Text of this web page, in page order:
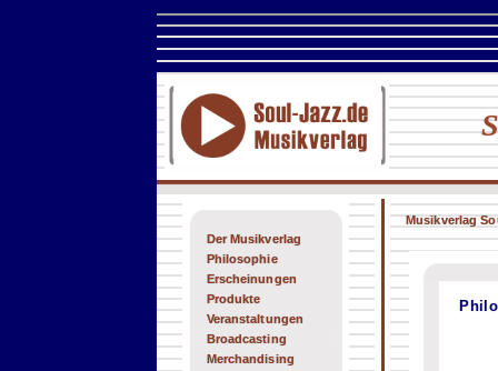
Der Musikverlag
Philosophie
Erscheinungen
Produkte
Veranstaltungen
Broadcasting
Merchandising
Musikverlag